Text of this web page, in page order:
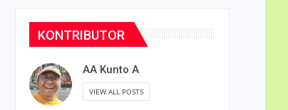
KONTRIBUTOR
AA Kunto A
VIEW ALL POSTS